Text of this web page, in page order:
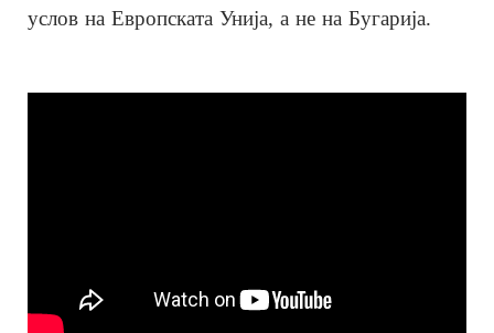
услов на Европската Унија, а не на Бугарија.